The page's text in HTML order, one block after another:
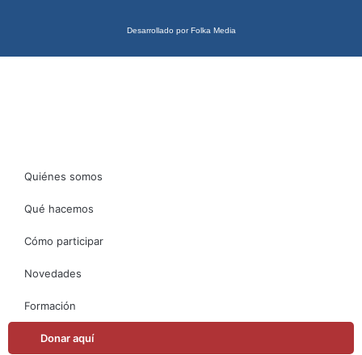
Desarrollado por Folka Media
Quiénes somos
Qué hacemos
Cómo participar
Novedades
Formación
Donar aquí